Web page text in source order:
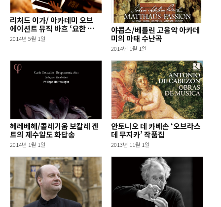
리처드 이가/ 아카데미 오브
에이션트 뮤직 바흐 ‘요한 수난
곡’
2014년 5월 1일
야콥스/베를린 고음악 아카데
미의 마태 수난곡
2014년 1월 1일
헤레베헤/콜레기움 보칼레 겐
트의 제수알도 화답송
2014년 1월 1일
안토니오 데 카베손 ‘오브라스
데 무지카’ 작품집
2013년 11월 1일